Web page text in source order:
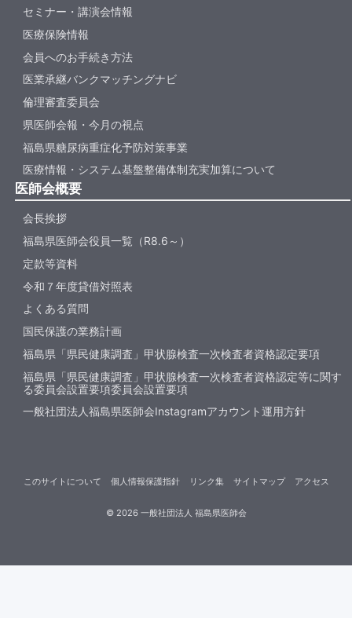
セミナー・講演会情報
医療保険情報
会員へのお手続き方法
医業承継バンクマッチングナビ
倫理審査委員会
県医師会報・今月の視点
福島県糖尿病重症化予防対策事業
医療情報・システム基盤整備体制充実加算について
医師会概要
会長挨拶
福島県医師会役員一覧（R8.6～）
定款等資料
令和７年度貸借対照表
よくある質問
国民保護の業務計画
福島県「県民健康調査」甲状腺検査一次検査者資格認定要項
福島県「県民健康調査」甲状腺検査一次検査者資格認定等に関す
る委員会設置要項委員会設置要項
一般社団法人福島県医師会Instagramアカウント運用方針
© 2026一般社団法人 福島県医師会
このサイトについて 個人情報保護指針 リンク集 サイトマップ アクセス